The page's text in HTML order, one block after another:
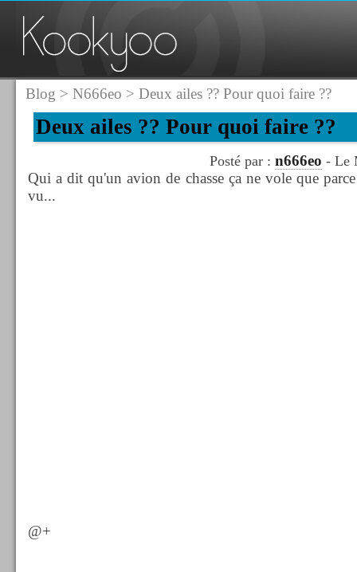
Blog > N666eo > Deux ailes ?? Pour quoi faire ??
Deux ailes ?? Pour quoi faire ??
Posté par : n666eo - Le
Qui a dit qu'un avion de chasse ça ne vole que
vu...
@+